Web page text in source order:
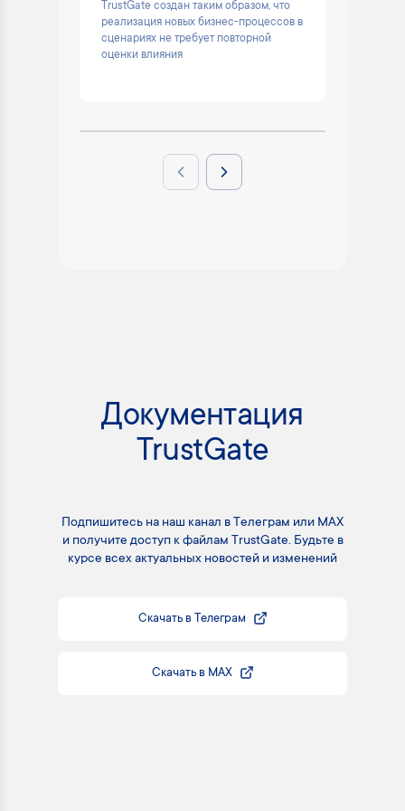
TrustGate создан таким образом, что
реализация новых бизнес-процессов в
сценариях не требует повторной
оценки влияния
Previous slideNext slide
Документация
TrustGate
Подпишитесь на наш канал в Телеграм или MAX
и получите доступ к файлам TrustGate. Будьте в
курсе всех актуальных новостей и изменений
Скачать в Телеграм
Скачать в MAX